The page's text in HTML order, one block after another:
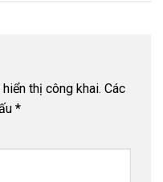
thị công khai. Các
*